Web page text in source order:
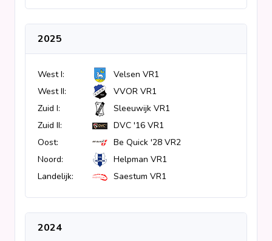
Wedstrijden
Overige links
2025
West I:
Velsen VR1
West II:
VVOR VR1
Zuid I:
Sleeuwijk VR1
Zuid II:
DVC '16 VR1
Oost:
Be Quick '28 VR2
Noord:
Helpman VR1
Landelijk:
Saestum VR1
2024